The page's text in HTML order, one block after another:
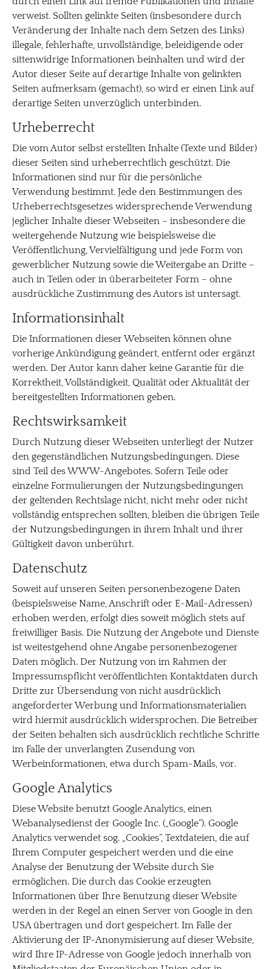
verweist. Sollten gelinkte Seiten (insbesondere durch
Veränderung der Inhalte nach dem Setzen des Links)
illegale, fehlerhafte, unvollständige, beleidigende oder
sittenwidrige Informationen beinhalten und wird der
Autor dieser Seite auf derartige Inhalte von gelinkten
Seiten aufmerksam (gemacht), so wird er einen Link auf
derartige Seiten unverzüglich unterbinden.
Urheberrecht
Die vom Autor selbst erstellten Inhalte (Texte und Bilder)
dieser Seiten sind urheberrechtlich geschützt. Die
Informationen sind nur für die persönliche
Verwendung bestimmt. Jede den Bestimmungen des
Urheberrechtsgesetzes widersprechende Verwendung
jeglicher Inhalte dieser Webseiten – insbesondere die
weitergehende Nutzung wie beispielsweise die
Veröffentlichung, Vervielfältigung und jede Form von
gewerblicher Nutzung sowie die Weitergabe an Dritte –
auch in Teilen oder in überarbeiteter Form – ohne
ausdrückliche Zustimmung des Autors ist untersagt.
Informationsinhalt
Die Informationen dieser Webseiten können ohne
vorherige Ankündigung geändert, entfernt oder ergänzt
werden. Der Autor kann daher keine Garantie für die
Korrektheit, Vollständigkeit, Qualität oder Aktualität der
bereitgestellten Informationen geben.
Rechtswirksamkeit
Durch Nutzung dieser Webseiten unterliegt der Nutzer
den gegenständlichen Nutzungsbedingungen. Diese
sind Teil des WWW-Angebotes. Sofern Teile oder
einzelne Formulierungen der Nutzungsbedingungen
der geltenden Rechtslage nicht, nicht mehr oder nicht
vollständig entsprechen sollten, bleiben die übrigen Teile
der Nutzungsbedingungen in ihrem Inhalt und ihrer
Gültigkeit davon unberührt.
Datenschutz
Soweit auf unseren Seiten personenbezogene Daten
(beispielsweise Name, Anschrift oder E-Mail-Adressen)
erhoben werden, erfolgt dies soweit möglich stets auf
freiwilliger Basis. Die Nutzung der Angebote und Dienste
ist weitestgehend ohne Angabe personenbezogener
Daten möglich. Der Nutzung von im Rahmen der
Impressumspflicht veröffentlichten Kontaktdaten durch
Dritte zur Übersendung von nicht ausdrücklich
angeforderter Werbung und Informationsmaterialien
wird hiermit ausdrücklich widersprochen. Die Betreiber
der Seiten behalten sich ausdrücklich rechtliche Schritte
im Falle der unverlangten Zusendung von
Werbeinformationen, etwa durch Spam-Mails, vor.
Google Analytics
Diese Website benutzt Google Analytics, einen
Webanalysedienst der Google Inc. („Google“). Google
Analytics verwendet sog. „Cookies“, Textdateien, die auf
Ihrem Computer gespeichert werden und die eine
Analyse der Benutzung der Website durch Sie
ermöglichen. Die durch das Cookie erzeugten
Informationen über Ihre Benutzung dieser Website
werden in der Regel an einen Server von Google in den
USA übertragen und dort gespeichert. Im Falle der
Aktivierung der IP-Anonymisierung auf dieser Website,
wird Ihre IP-Adresse von Google jedoch innerhalb von